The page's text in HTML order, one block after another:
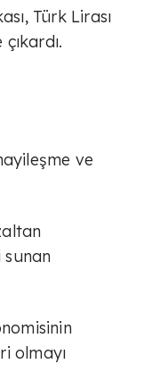
Türk Lirası
ve
olmayı